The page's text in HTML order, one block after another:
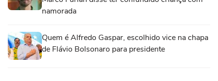
namorada
Quem é Alfredo Gaspar, escolhido vice na chapa
de Flávio Bolsonaro para presidente